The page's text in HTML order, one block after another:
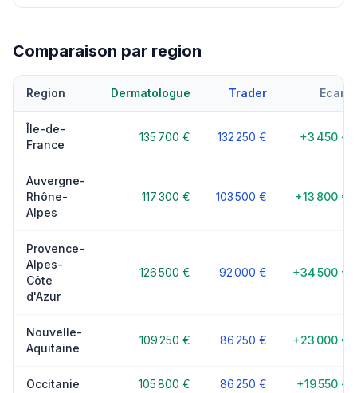
Comparaison par region
Region Dermatologue Trader Ecart
Île-de-
France
135 700 € 132 250 € +3 450 €
Auvergne-
Rhône-
Alpes
117 300 € 103 500 € +13 800 €
Provence-
Alpes-
Côte
d'Azur
126 500 € 92 000 € +34 500 €
Nouvelle-
Aquitaine
109 250 € 86 250 € +23 000 €
Occitanie 105 800 € 86 250 € +19 550 €